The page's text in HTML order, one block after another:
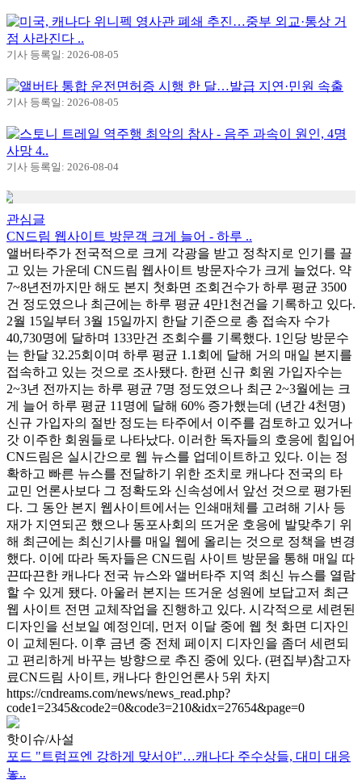
미국, 캐나다 위니펙 영사관 폐쇄 추진…중부 외교·통상 거
점 사라진다 ..
기사 등록일: 2026-08-05
앨버타 통합 운전면허증 시행 한 달…발급 지연·민원 속출
기사 등록일: 2026-08-05
스토니 트레일 역주행 최악의 참사 - 음주 과속이 원인, 4명
사망 4..
기사 등록일: 2026-08-04
관심글
CN드림 웹사이트 방문객 크게 늘어 - 하루 ..
앨버타주가 전국적으로 크게 각광을 받고 정착지로 인기를 끌
고 있는 가운데 CN드림 웹사이트 방문자수가 크게 늘었다. 약
7~8년전까지만 해도 본지 첫화면 조회건수가 하루 평균 3500
건 정도였으나 최근에는 하루 평균 4만1천건을 기록하고 있다.
2월 15일부터 3월 15일까지 한달 기준으로 총 접속자 수가
40,730명에 달하며 133만건 조회수를 기록했다. 1인당 방문수
는 한달 32.25회이며 하루 평균 1.1회에 달해 거의 매일 본지를
접속하고 있는 것으로 조사됐다. 한편 신규 회원 가입자수는
2~3년 전까지는 하루 평균 7명 정도였으나 최근 2~3월에는 크
게 늘어 하루 평균 11명에 달해 60% 증가했는데 (년간 4천명)
신규 가입자의 절반 정도는 타주에서 이주를 검토하고 있거나
갓 이주한 회원들로 나타났다. 이러한 독자들의 호응에 힘입어
CN드림은 실시간으로 웹 뉴스를 업데이트하고 있다. 이는 정
확하고 빠른 뉴스를 전달하기 위한 조치로 캐나다 전국의 타
교민 언론사보다 그 정확도와 신속성에서 앞선 것으로 평가된
다. 그 동안 본지 웹사이트에서는 인쇄매체를 고려해 기사 등
재가 지연되곤 했으나 동포사회의 뜨거운 호응에 발맞추기 위
해 최근에는 최신기사를 매일 웹에 올리는 것으로 정책을 변경
했다. 이에 따라 독자들은 CN드림 사이트 방문을 통해 매일 따
끈따끈한 캐나다 전국 뉴스와 앨버타주 지역 최신 뉴스를 열람
할 수 있게 됐다. 아울러 본지는 뜨거운 성원에 보답고저 최근
웹 사이트 전면 교체작업을 진행하고 있다. 시각적으로 세련된
디자인을 선보일 예정인데, 먼저 이달 중에 웹 첫 화면 디자인
이 교체된다. 이후 금년 중 전체 페이지 디자인을 좀더 세련되
고 편리하게 바꾸는 방향으로 추진 중에 있다. (편집부)참고자
료CN드림 사이트, 캐나다 한인언론사 5위 차지
https://cndreams.com/news/news_read.php?
code1=2345&code2=0&code3=210&idx=27654&page=0
핫이슈/사설
포드 "트럼프엔 강하게 맞서야"…캐나다 주수상들, 대미 대응
놓..